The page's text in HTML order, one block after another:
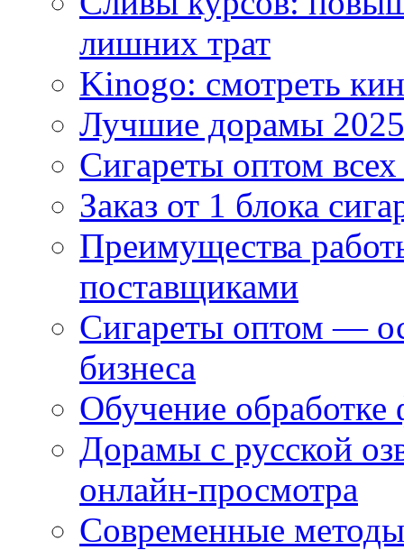
лишних трат
Kinogo: смотреть
Лучшие дорамы
Сигареты оптом
Заказ от 1 блока
Преимущества
поставщиками
Сигареты оптом —
бизнеса
Обучение
Дорамы с русской
онлайн-просмотра
Современные